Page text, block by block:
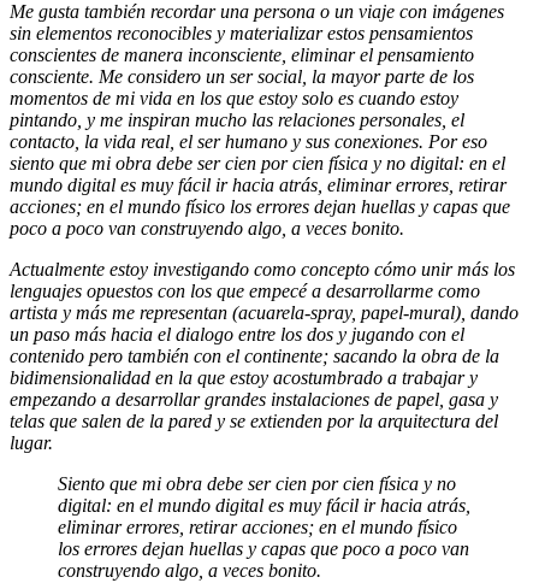
Me gusta también recordar una persona o un viaje con imágenes
sin elementos reconocibles y materializar estos pensamientos
conscientes de manera inconsciente, eliminar el pensamiento
consciente. Me considero un ser social, la mayor parte de los
momentos de mi vida en los que estoy solo es cuando estoy
pintando, y me inspiran mucho las relaciones personales, el
contacto, la vida real, el ser humano y sus conexiones. Por eso
siento que mi obra debe ser cien por cien física y no digital: en el
mundo digital es muy fácil ir hacia atrás, eliminar errores, retirar
acciones; en el mundo físico los errores dejan huellas y capas que
poco a poco van construyendo algo, a veces bonito.
Actualmente estoy investigando como concepto cómo unir más los
lenguajes opuestos con los que empecé a desarrollarme como
artista y más me representan (acuarela-spray, papel-mural), dando
un paso más hacia el dialogo entre los dos y jugando con el
contenido pero también con el continente; sacando la obra de la
bidimensionalidad en la que estoy acostumbrado a trabajar y
empezando a desarrollar grandes instalaciones de papel, gasa y
telas que salen de la pared y se extienden por la arquitectura del
lugar.
Siento que mi obra debe ser cien por cien física y no
digital: en el mundo digital es muy fácil ir hacia atrás,
eliminar errores, retirar acciones; en el mundo físico
los errores dejan huellas y capas que poco a poco van
construyendo algo, a veces bonito.